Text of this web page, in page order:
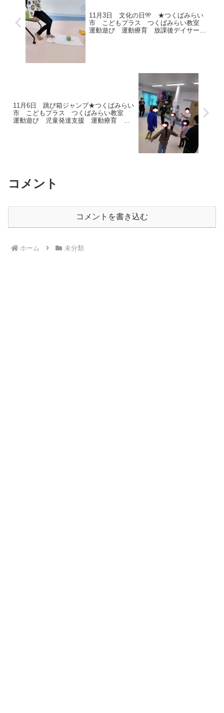
11月3日 文化の日🎌 ★つくばみらい
市 こどもプラス つくばみらい教室
運動遊び 運動療育 放課後デイサービ
11月6日 跳び箱ジャンプ★つくばみらい
市 こどもプラス つくばみらい教室
運動遊び 児童発達支援 運動療育 受
コメント
コメントを書き込む
ホーム 未分類